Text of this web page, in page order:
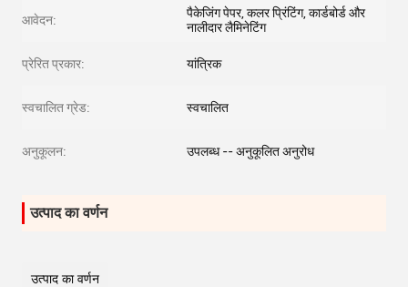
आवेदन:
पैकेजिंग पेपर, कलर प्रिंटिंग, कार्डबोर्ड और
नालीदार लैमिनेटिंग
प्रेरित प्रकार: यांत्रिक
स्वचालित ग्रेड: स्वचालित
अनुकूलन: उपलब्ध -- अनुकूलित अनुरोध
उत्पाद का वर्णन
उत्पाद का वर्णन